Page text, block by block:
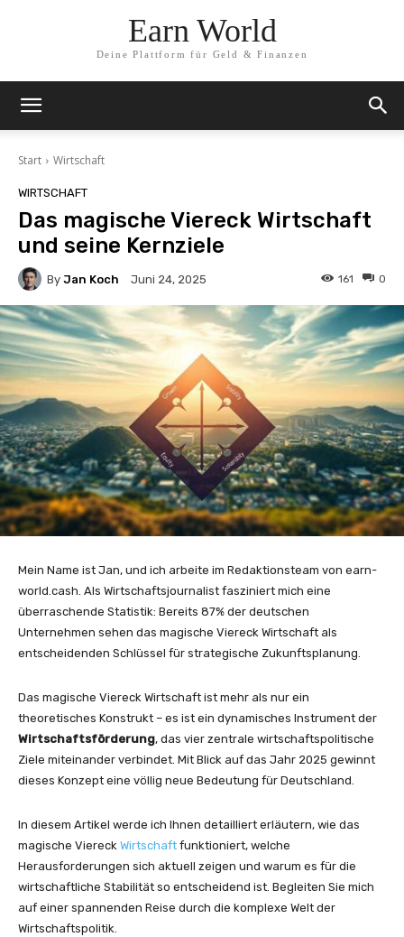
Earn World
Deine Plattform für Geld & Finanzen
Start Wirtschaft
WIRTSCHAFT
Das magische Viereck Wirtschaft
und seine Kernziele
By Jan Koch Juni 24, 2025 0
161
Mein Name ist Jan, und ich arbeite im Redaktionsteam von earn-
world.cash. Als Wirtschaftsjournalist fasziniert mich eine
überraschende Statistik: Bereits 87% der deutschen
Unternehmen sehen das magische Viereck Wirtschaft als
entscheidenden Schlüssel für strategische Zukunftsplanung.
Das magische Viereck Wirtschaft ist mehr als nur ein
theoretisches Konstrukt – es ist ein dynamisches Instrument der
Wirtschaftsförderung, das vier zentrale wirtschaftspolitische
Ziele miteinander verbindet. Mit Blick auf das Jahr 2025 gewinnt
dieses Konzept eine völlig neue Bedeutung für Deutschland.
In diesem Artikel werde ich Ihnen detailliert erläutern, wie das
magische Viereck Wirtschaft funktioniert, welche
Herausforderungen sich aktuell zeigen und warum es für die
wirtschaftliche Stabilität so entscheidend ist. Begleiten Sie mich
auf einer spannenden Reise durch die komplexe Welt der
Wirtschaftspolitik.